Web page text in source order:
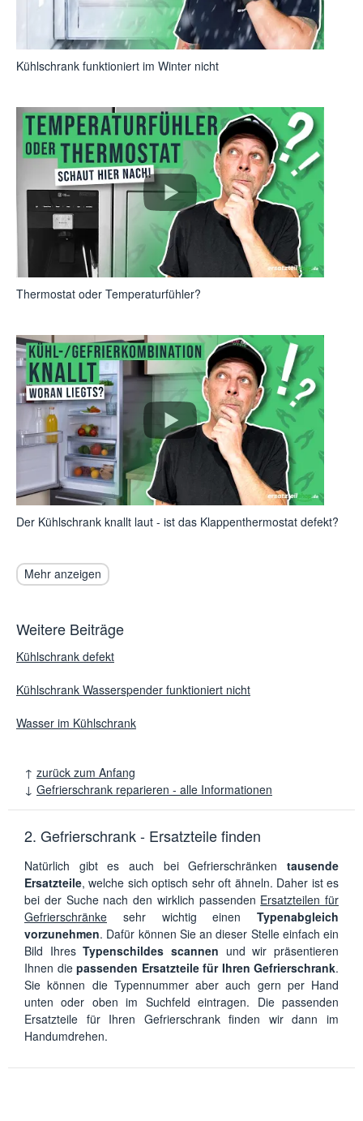
Kühlschrank funktioniert im Winter nicht
Thermostat oder Temperaturfühler?
Der Kühlschrank knallt laut - ist das Klappenthermostat defekt?
Mehr anzeigen
Weitere Beiträge
Kühlschrank defekt
Kühlschrank Wasserspender funktioniert nicht
Wasser im Kühlschrank
↑ zurück zum Anfang
↓ Gefrierschrank reparieren - alle Informationen
2. Gefrierschrank - Ersatzteile finden
Natürlich gibt es auch bei Gefrierschränken tausende
Ersatzteile, welche sich optisch sehr oft ähneln. Daher ist es
bei der Suche nach den wirklich passenden Ersatzteilen für
Gefrierschränke sehr wichtig einen Typenabgleich
vorzunehmen. Dafür können Sie an dieser Stelle einfach ein
Bild IhresTypenschildes scannen und wir präsentieren
Ihnen die passenden Ersatzteile für Ihren Gefrierschrank.
Sie können die Typennummer aber auch gern per Hand
unten oder oben im Suchfeld eintragen. Die passenden
Ersatzteile für Ihren Gefrierschrank finden wir dann im
Handumdrehen.